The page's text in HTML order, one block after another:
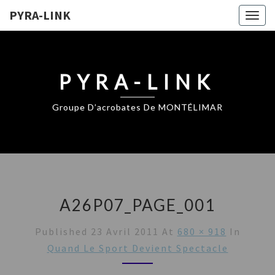
PYRA-LINK
PYRA-LINK
Groupe D’acrobates De MONTÉLIMAR
A26P07_PAGE_001
Published 23 Avril 2011 At 680 × 918 In
Quand Le Sport Devient Spectacle